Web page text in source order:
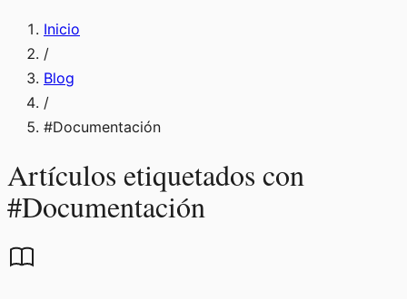
Inicio
/
Blog
/
#Documentación
Artículos etiquetados con
#Documentación